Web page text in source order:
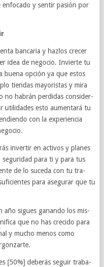
y sen­tir pasión por
ban­caria y haz­los cre­cer
idea de nego­cio. Invierte tu
buena opción ya que estos
tien­das mayoris­tas y mira
no habrán per­di­das con­sid­er­
util­i­dades esto aumen­tará tu
con la experien­cia
inver­tir en activos y planes
para ti y para tus
de lo suceda con tu tra­
para ase­gu­rar que tu
año sigues ganando los mis­
que no has cre­cido para
y mucho menos como
[50%] deberás seguir tra­ba­